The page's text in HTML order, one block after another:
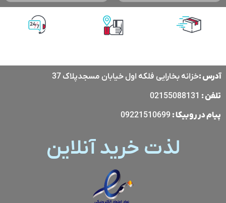
آدرس :خزانه بخارایی فلکه اول خیابان مسجدپلاک 37
تلفن :
پیام درروبیکا:
لذت خرید آنلاین